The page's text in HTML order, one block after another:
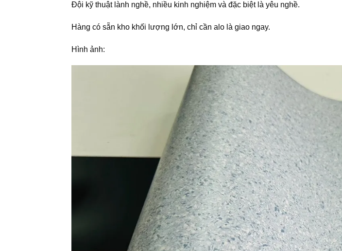
Đội kỹ thuật lành nghề, nhiều kinh nghiệm và đặc biệt là yêu nghề.
Hàng có sẵn kho khối lượng lớn, chỉ cần alo là giao ngay.
Hình ảnh: